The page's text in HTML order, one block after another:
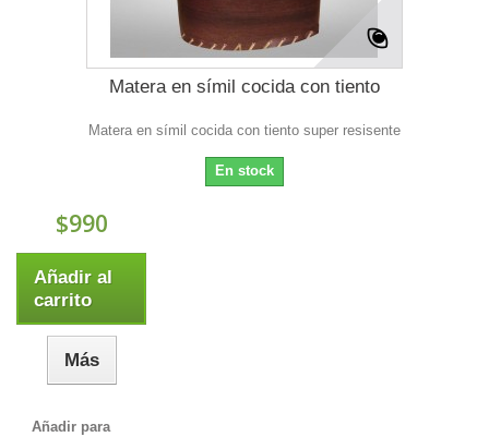
Matera en símil cocida con tiento
Matera en símil cocida con tiento super resisente
En stock
$990
Añadir al
carrito
Más
Añadir para